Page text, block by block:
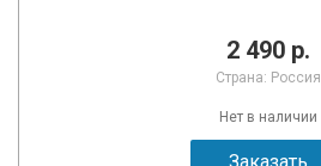
2 490 р.
Страна: Россия
Нет в наличии